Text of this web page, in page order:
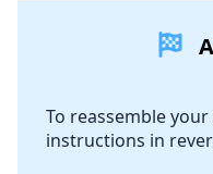
Kommentar
To reassemble
instructions in